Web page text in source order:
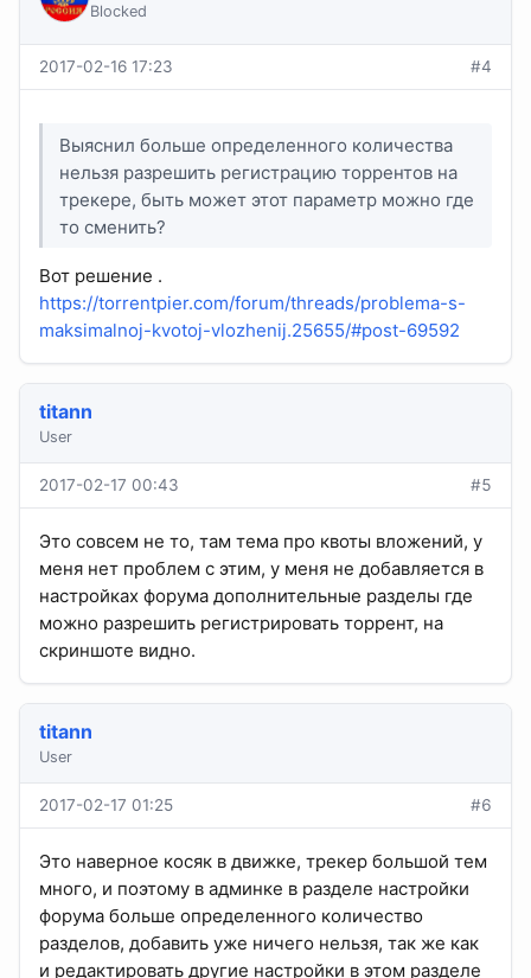
Blocked
2017-02-16 17:23 #4
Выяснил больше определенного количества
нельзя разрешить регистрацию торрентов на
трекере, быть может этот параметр можно где
то сменить?
Вот решение .
https://torrentpier.com/forum/threads/problema-s-
maksimalnoj-kvotoj-vlozhenij.25655/#post-69592
titann
User
2017-02-17 00:43 #5
Это совсем не то, там тема про квоты вложений, у
меня нет проблем с этим, у меня не добавляется в
настройках форума дополнительные разделы где
можно разрешить регистрировать торрент, на
скриншоте видно.
titann
User
2017-02-17 01:25 #6
Это наверное косяк в движке, трекер большой тем
много, и поэтому в админке в разделе настройки
форума больше определенного количество
разделов, добавить уже ничего нельзя, так же как
и редактировать другие настройки в этом разделе